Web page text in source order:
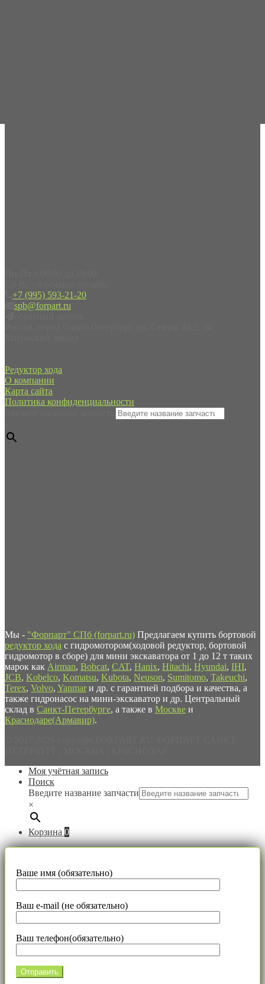
+7 (995) 593-21-20
spb@forpart.ru
Редуктор хода
О компании
Карта сайта
Политика конфиденциальности
Мы - "Форпарт" СПб (forpart.ru) Предлагаем купить бортовой
редуктор хода с гидромотором(ходовой редуктор, бортовой
гидромотор в сборе) для мини экскаватора от 1 до 12 т таких
марок как Airman, Bobcat, CAT, Hanix, Hitachi, Hyundai, IHI,
JCB, Kobelco, Komatsu, Kubota, Neuson, Sumitomo, Takeuchi,
Terex, Volvo, Yanmar и др. с гарантией подбора и качества, а
также гидронасос на мини-экскаватор и др. Центральный
склад в Санкт-Петербурге, а также в Москве и
Краснодаре(Армавир).
Моя учётная запись
Поиск
Введите название запчасти
×
Корзина 0
Ваше имя (обязательно)
Ваш e-mail (не обязательно)
Ваш телефон(обязательно)